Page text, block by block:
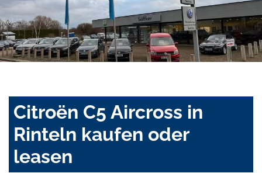
Citroën C5 Aircross in
Rinteln kaufen oder
leasen